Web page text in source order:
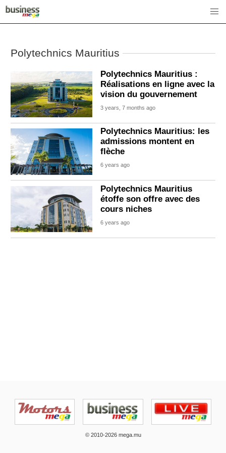
Polytechnics Mauritius
Polytechnics Mauritius :
Réalisations en ligne avec la
vision du gouvernement
3 years, 7 months ago
Polytechnics Mauritius: les
admissions montent en
flèche
6 years ago
Polytechnics Mauritius
étoffe son offre avec des
cours niches
6 years ago
© 2010-2026 mega.mu